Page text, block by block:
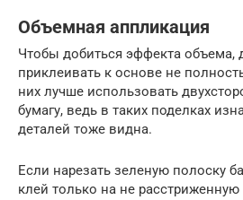
Объемная аппликация
Чтобы добиться эффекта объема,
приклеивать к основе не
них лучше использовать
бумагу, ведь в таких поделках
деталей тоже видна.
Если нарезать зеленую полоску
клей только на не расстриженную